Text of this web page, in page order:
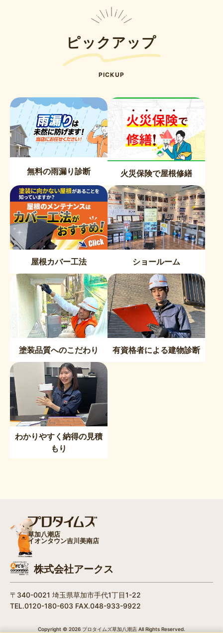
ピックアップ
PICKUP
無料の雨漏り診断 火災保険で屋根修繕
屋根カバー工法 ショールーム
塗装品質へのこだわり 有資格者による建物診断
わかりやすく納得の見積
もり
草加八潮店
イオンタウン吉川美南店
株式会社アークス
〒340-0021 埼玉県草加市手代1丁目1-22
TEL.0120-180-603 FAX.048-933-9922
Copyright © 2026 プロタイムズ草加八潮店 All Rights Reserved.